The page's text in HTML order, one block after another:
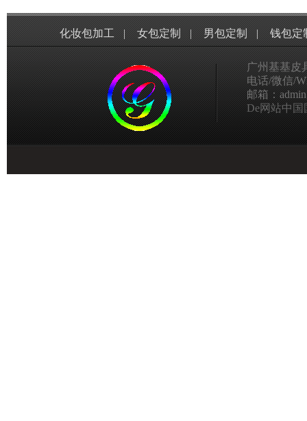
化妆包加工 | 女包定制 | 男包定制 | 钱包定
广州基基皮
电话/微信/
邮箱：
De网站中国